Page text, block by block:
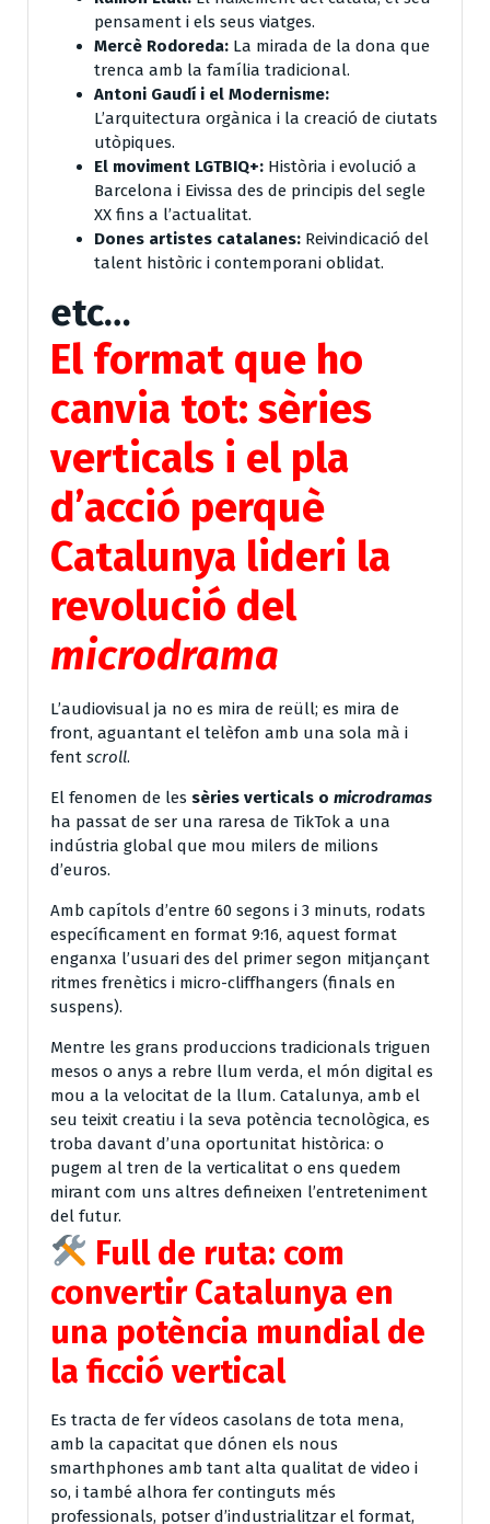
pensament i els seus viatges.
Mercè Rodoreda: La mirada de la dona que
trenca amb la família tradicional.
Antoni Gaudí i el Modernisme:
L’arquitectura orgànica i la creació de ciutats
utòpiques.
El moviment LGTBIQ+: Història i evolució a
Barcelona i Eivissa des de principis del segle
XX fins a l’actualitat.
Dones artistes catalanes: Reivindicació del
talent històric i contemporani oblidat.
etc…
El format que ho
canvia tot: sèries
verticals i el pla
d’acció perquè
Catalunya lideri la
revolució del
microdrama
L’audiovisual ja no es mira de reüll; es mira de
front, aguantant el telèfon amb una sola mà i
fent scroll.
El fenomen de les sèries verticals o microdramas
ha passat de ser una raresa de TikTok a una
indústria global que mou milers de milions
d’euros.
Amb capítols d’entre 60 segons i 3 minuts, rodats
específicament en format 9:16, aquest format
enganxa l’usuari des del primer segon mitjançant
ritmes frenètics i micro-cliffhangers (finals en
suspens).
Mentre les grans produccions tradicionals triguen
mesos o anys a rebre llum verda, el món digital es
mou a la velocitat de la llum. Catalunya, amb el
seu teixit creatiu i la seva potència tecnològica, es
troba davant d’una oportunitat històrica: o
pugem al tren de la verticalitat o ens quedem
mirant com uns altres defineixen l’entreteniment
del futur.
Full de ruta: com
convertir Catalunya en
una potència mundial de
la ficció vertical
Es tracta de fer vídeos casolans de tota mena,
amb la capacitat que dónen els nous
smarthphones amb tant alta qualitat de video i
so, i també alhora fer continguts més
professionals, potser d’industrialitzar el format,